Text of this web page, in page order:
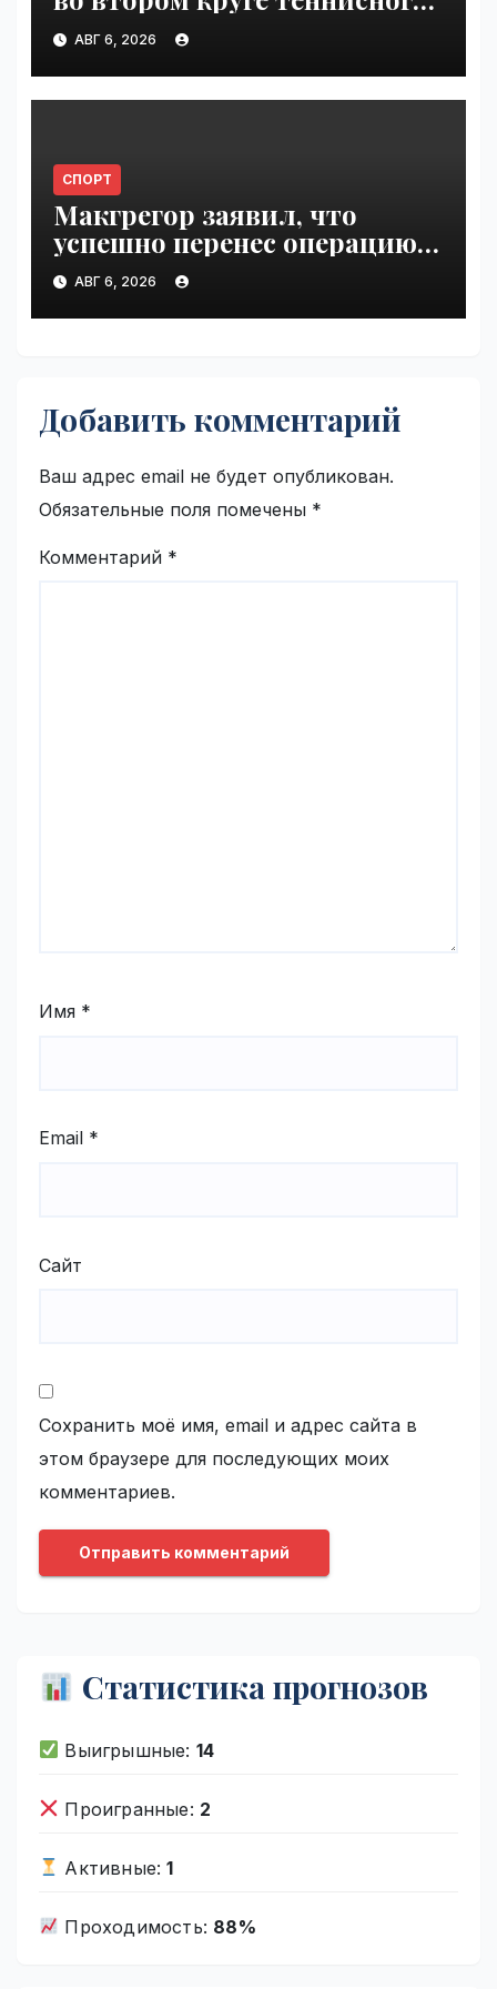
"Мастерса" в Монреале |
VseTime.ru
АВГ 6, 2026
СПОРТ
Макгрегор заявил, что
успешно перенес операцию
на ноге | VseTime.ru
АВГ 6, 2026
Добавить комментарий
Ваш адрес email не будет опубликован.
Обязательные поля помечены *
Комментарий *
Имя *
Email *
Сайт
Сохранить моё имя, email и адрес сайта в
этом браузере для последующих моих
комментариев.
Статистика прогнозов
Выигрышные: 14
Проигранные: 2
Активные:1
Проходимость: 88%